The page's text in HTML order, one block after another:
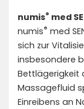
numis® med
numis® med
sich zur
insbesondere
Bettlägerigkeit
Massagefluid
Einreibens an